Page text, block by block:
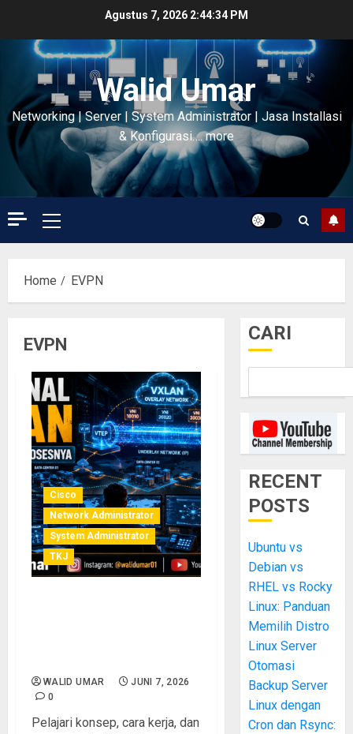
content
Agustus 7, 2026 2:44:35 PM
Walid Umar
Networking | Server | System Administrator | Jasa Installasi
& Konfigurasi…. more
Primary
Menu
Home EVPN
EVPN
Cisco
Network Administrator
System Administrator
TKJ
WALID UMAR
JUNI 7, 2026
0
Pelajari konsep, cara kerja, dan
CARI
RECENT
POSTS
Ubuntu vs
Debian vs
RHEL vs Rocky
Linux: Panduan
Memilih Distro
Linux Server
Otomasi
Backup Server
Linux dengan
Cron dan Rsync: